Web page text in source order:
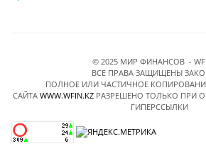
© 2025 МИР ФИНАНСОВ -
ВСЕ ПРАВА ЗАЩИЩЕНЫ
ПОЛНОЕ ИЛИ ЧАСТИЧНОЕ
САЙТА WWW.WFIN.KZРАЗРЕШЕНО ТОЛЬКО ПРИ
ГИПЕРССЫЛКИ